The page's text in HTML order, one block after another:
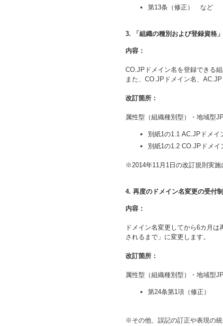
第13条（修正） など
3. 「組織の種別および登録資格
内容：
CO.JPドメイン名を登録できる
また、CO.JPドメイン名、
改訂箇所：
属性型（組織種別型）・地域型
別紙1の1.1 AC.JPドメイ
別紙1の1.2 CO.JPドメイ
※2014年11月1日の改訂規則実
4. 再度のドメイン名変更の受付
内容：
ドメイン名変更してから6カ月
されるまで」に変更します。
改訂箇所：
属性型（組織種別型）・地域型
第24条第1項（修正）
※その他、誤記の訂正や表現の